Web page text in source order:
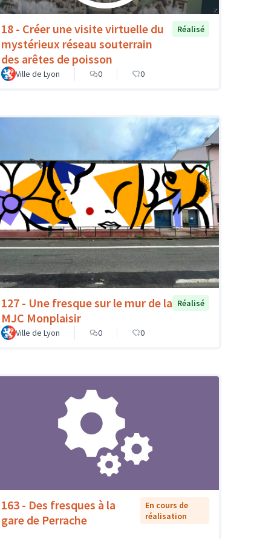
18 - Créer une visite virtuelle du
mystérieux réseau souterrain
des arêtes de poisson
Réalisé
Ville de Lyon 0 0
127 - Une fresque sur le mur de la
MJC Monplaisir
Réalisé
Ville de Lyon 0 0
163 - Des fresques à la
gare de Perrache
En cours de
réalisation